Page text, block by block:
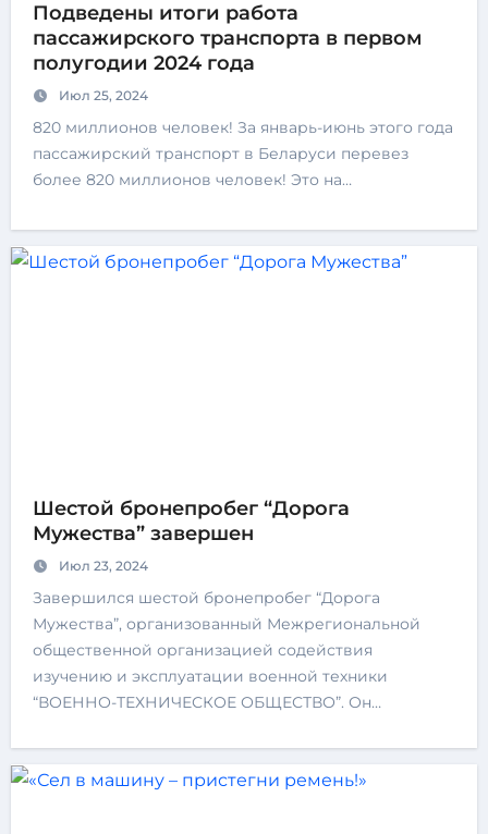
Подведены итоги работа
пассажирского транспорта в первом
полугодии 2024 года
Июл 25, 2024
820 миллионов человек! За январь-июнь этого года
пассажирский транспорт в Беларуси перевез
более 820 миллионов человек! Это на…
Шестой бронепробег “Дорога
Мужества” завершен
Июл 23, 2024
Завершился шестой бронепробег “Дорога
Мужества”, организованный Межрегиональной
общественной организацией содействия
изучению и эксплуатации военной техники
“ВОЕННО-ТЕХНИЧЕСКОЕ ОБЩЕСТВО”. Он…